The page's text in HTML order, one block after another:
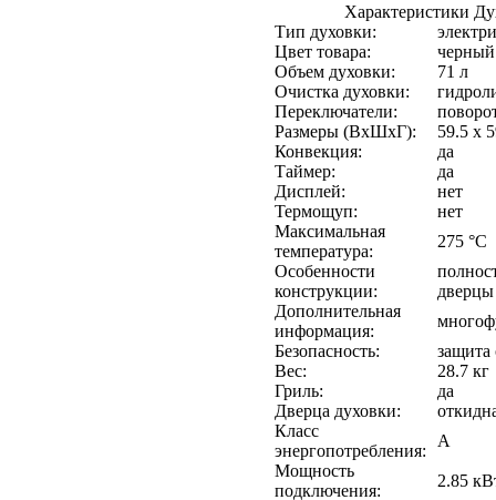
Характеристики
Тип духовки:
Цвет товара:
черный
Объем духовки:
71 л
Очистка духовки:
Переключатели:
Размеры (ВхШхГ):
59.5 х
Конвекция:
да
Таймер:
да
Дисплей:
нет
Термощуп:
нет
Максимальная
температура:
275 °C
Особенности
конструкции:
Дополнительная
информация:
Безопасность:
защита
Вес:
28.7 кг
Гриль:
да
Дверца духовки:
Класс
энергопотребления:
A
Мощность
подключения:
2.85